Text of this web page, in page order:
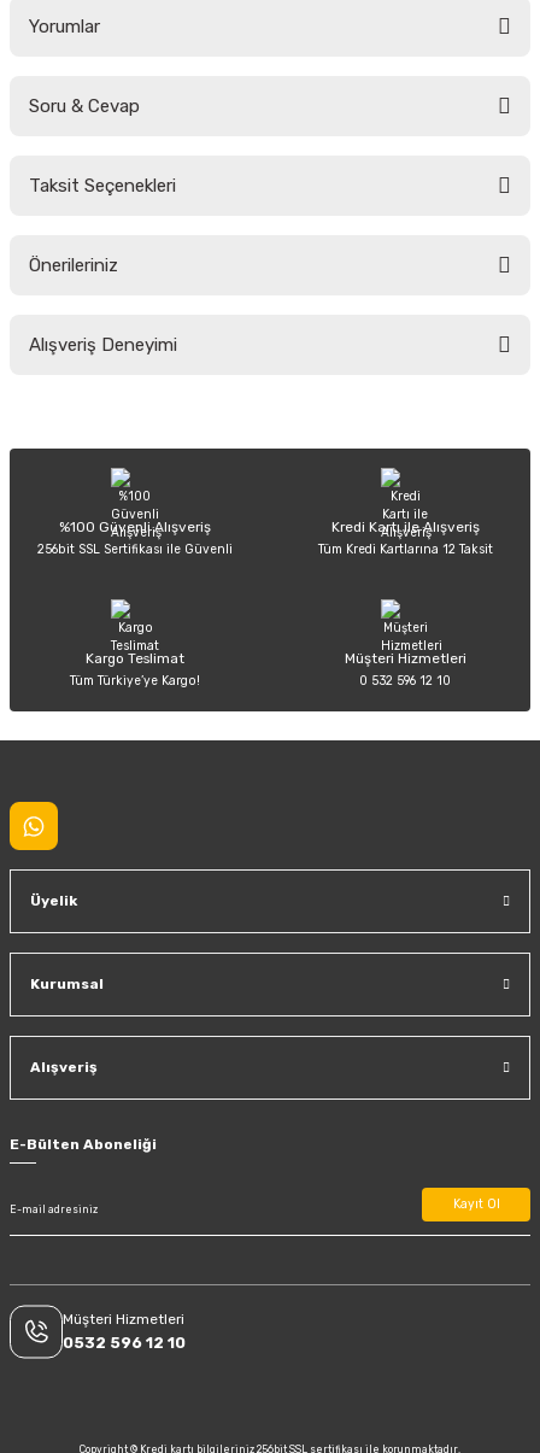
Yorumlar
Soru & Cevap
Taksit Seçenekleri
Önerileriniz
yetersiz gördüğünüz noktaları öneri formunu kullanarak tarafımıza
Ürün açıklamasında eksik bilgiler bulunuyor.
Ürün bilgilerinde hatalar bulunuyor.
Ürün fiyatı diğer sitelerden daha pahalı.
Alışveriş Deneyimi
Sitemize ilk yorumu siz yapın!
%100 Güvenli Alışveriş
256bit SSL Sertifikası ile Güvenli
Kredi Kartı ile Alışveriş
Tüm Kredi Kartlarına 12 Taksit
Kargo Teslimat
Tüm Türkiye’ye Kargo!
Müşteri Hizmetleri
0 532 596 12 10
Üyelik
Kurumsal
Alışveriş
E-Bülten Aboneliği
Kayıt Ol
Müşteri Hizmetleri
0532 596 12 10
Copyright © Kredi kartı bilgileriniz 256bit SSL sertifikası ile korunmaktadır.